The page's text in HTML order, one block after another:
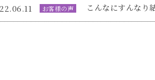
お客様の声 こんなにすんなり